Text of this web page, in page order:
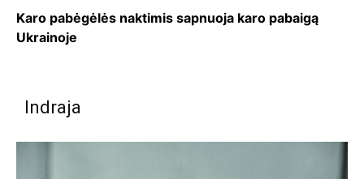
Karo pabėgėlės naktimis sapnuoja karo pabaigą
Ukrainoje
Indraja